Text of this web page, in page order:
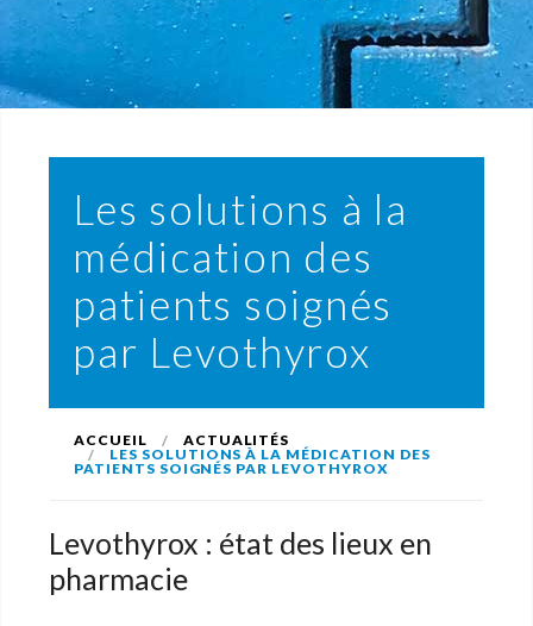
Les solutions à la
médication des
patients soignés
par Levothyrox
ACCUEIL
ACTUALITÉS
LES SOLUTIONS À LA MÉDICATION DES
PATIENTS SOIGNÉS PAR LEVOTHYROX
Levothyrox : état des lieux en
pharmacie